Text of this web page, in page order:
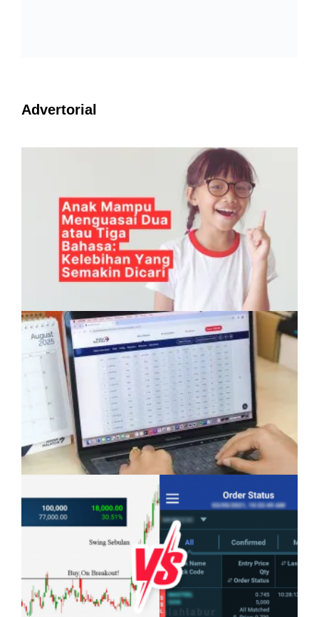
Advertorial
Anak Mampu Menguasai Dua atau Tiga
Bahasa: Kelebihan Yang Semakin Dicari
Pelaburan Saham Bukan Untuk Mereka Yang
Suka ‘Stress’